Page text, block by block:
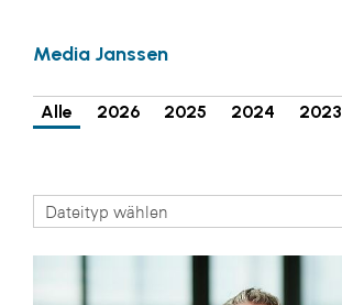
Media
ACO
Blaguss
Media Janssen
Alle 2026 2025 2024 2023